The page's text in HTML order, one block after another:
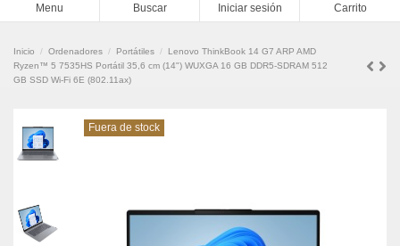
Menu Buscar Iniciar sesión Carrito
Inicio Ordenadores Portátiles
Lenovo ThinkBook 14 G7 ARP AMD
Ryzen™ 5 7535HS Portátil 35,6 cm (14") WUXGA 16 GB DDR5-SDRAM 512
GB SSD Wi-Fi 6E (802.11ax)
Fuera de stock